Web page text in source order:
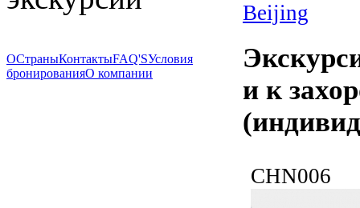
Beijing
и к
CHN006
ОСтраныКонтактыFAQ'SУсловия
бронированияО компании